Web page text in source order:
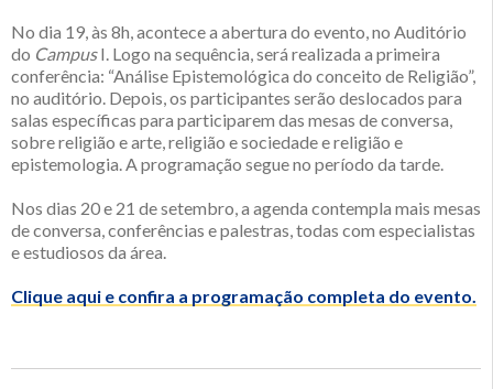
No dia 19, às 8h, acontece a abertura do evento, no Auditório
do CampusI. Logo na sequência, será realizada a primeira
conferência: “Análise Epistemológica do conceito de Religião”,
no auditório. Depois, os participantes serão deslocados para
salas específicas para participarem das mesas de conversa,
sobre religião e arte, religião e sociedade e religião e
epistemologia. A programação segue no período da tarde.
Nos dias 20 e 21 de setembro, a agenda contempla mais mesas
de conversa, conferências e palestras, todas com especialistas
e estudiosos da área.
Clique aqui e confira a programação completa do evento.